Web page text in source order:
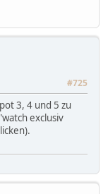
#725
3, 4 und 5 zu
exclusiv